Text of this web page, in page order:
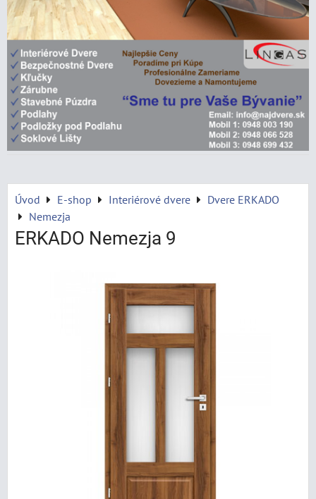
Úvod E-shop Interiérové dvere
Dvere ERKADO
Nemezja
ERKADO Nemezja 9